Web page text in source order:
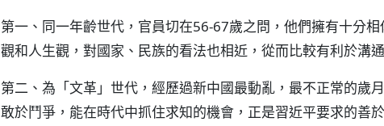
第一、同一年齡世代，官員切在56-67歲之問，他們擁有十分
觀和人生觀，對國家、民族的看法也相近，從而比較有利於溝通
第二、為「文革」世代，經歷過新中國最動亂，最不正常的歲
敢於鬥爭，能在時代中抓住求知的機會，正是習近平要求的善